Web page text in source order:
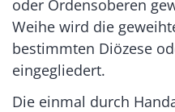
oder Ordensoberen
Weihe wird die
bestimmten Diözese
eingegliedert.
Die einmal durch